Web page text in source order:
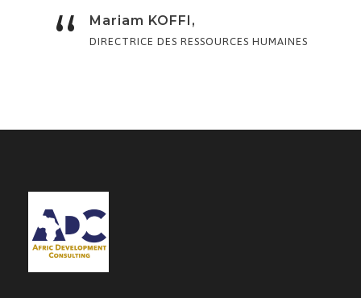
“ Mariam KOFFI,
DIRECTRICE DES RESSOURCES HUMAINES